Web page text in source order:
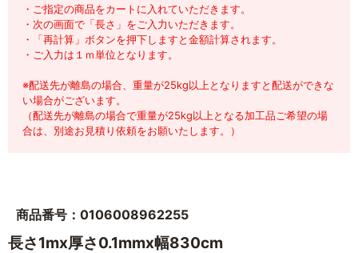
・ご指定の商品をカートに入れていただきます。
・次の画面で「長さ」をご入力いただきます。
・「再計算」ボタンを押下しますと金額計算されます。
・ご入力は１ｍ単位となります。
※配送先が離島の場合、重量が25kg以上となりますと配送ができな
い場合がございます。
（配送先が離島の場合で重量が25kg以上となる加工品ご希望の場
合は、別途お見積り依頼をお願いたします。）
商品番号：0106008962255
長さ1mx厚さ0.1mmx幅830cm